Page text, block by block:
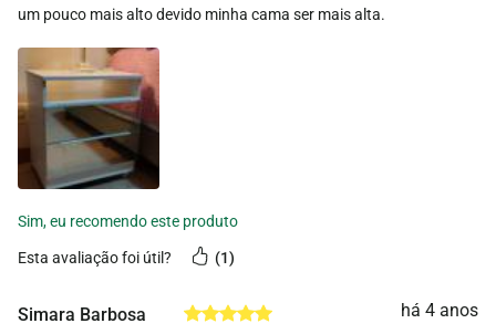
um pouco mais alto devido minha cama ser mais alta.
esta avaliação foi útil? 1
Simara Barbosa há 4 anos